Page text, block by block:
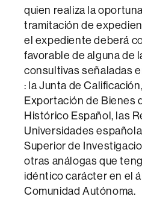
quien realiza la
tramitación de
el expediente deberá
favorable de alguna de
consultivas señaladas
: la Junta de
Exportación de Bienes
Histórico Español, las
Universidades
Superior de
otras análogas que
idéntico carácter en el
Comunidad Autónoma.